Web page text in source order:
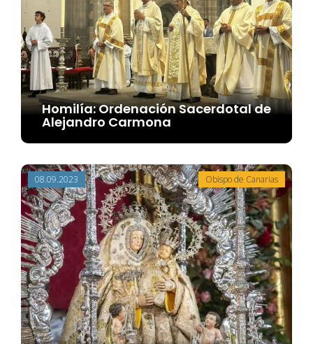
Homilía: Ordenación Sacerdotal de
Alejandro Carmona
08.09.2023 Obispo de Canarias